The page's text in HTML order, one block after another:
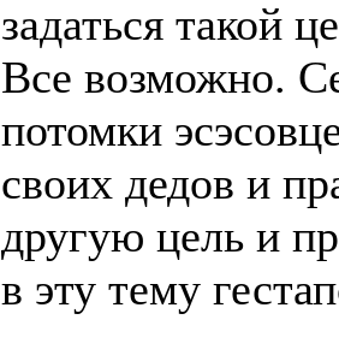
задаться такой
Все возможно.
потомки
своих дедов и
другую цель и
в эту тему